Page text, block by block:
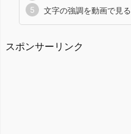
文字の強調を動画で見る
スポンサーリンク